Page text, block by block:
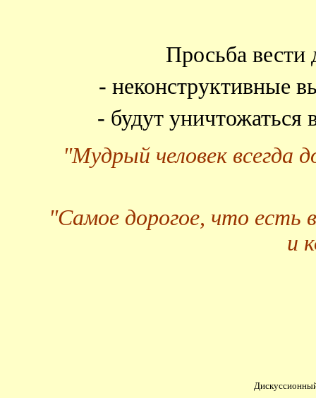
Просьба вести
- неконструктивные
- будут
"Мудрый человек всегда
"Самое дорогое, что есть
и